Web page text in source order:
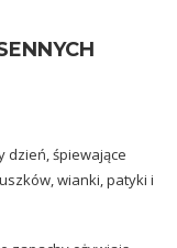
dzień, śpiewające
wianki, patyki i